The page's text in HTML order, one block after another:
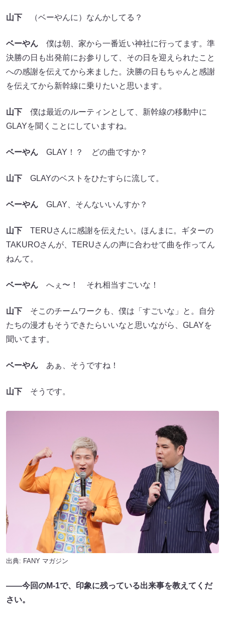
山下 （ベーやんに）なんかしてる？
ベーやん 僕は朝、家から一番近い神社に行ってます。準
決勝の日も出発前にお参りして、その日を迎えられたこと
への感謝を伝えてから来ました。決勝の日もちゃんと感謝
を伝えてから新幹線に乗りたいと思います。
山下 僕は最近のルーティンとして、新幹線の移動中に
GLAYを聞くことにしていますね。
ベーやん GLAY！？ どの曲ですか？
山下 GLAYのベストをひたすらに流して。
ベーやん GLAY、そんないいんすか？
山下 TERUさんに感謝を伝えたい。ほんまに。ギターの
TAKUROさんが、TERUさんの声に合わせて曲を作ってん
ねんて。
ベーやん へぇ〜！ それ相当すごいな！
山下 そこのチームワークも、僕は「すごいな」と。自分
たちの漫才もそうできたらいいなと思いながら、GLAYを
聞いてます。
ベーやん あぁ、そうですね！
山下 そうです。
出典: FANY マガジン
――今回のM-1で、印象に残っている出来事を教えてくだ
さい。